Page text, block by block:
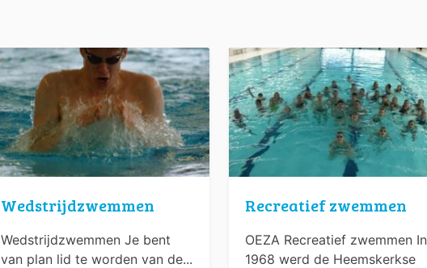
Wedstrijdzwemmen
Wedstrijdzwemmen Je bent
van plan lid te worden van de...
Recreatief zwemmen
OEZA Recreatief zwemmen In
1968 werd de Heemskerkse